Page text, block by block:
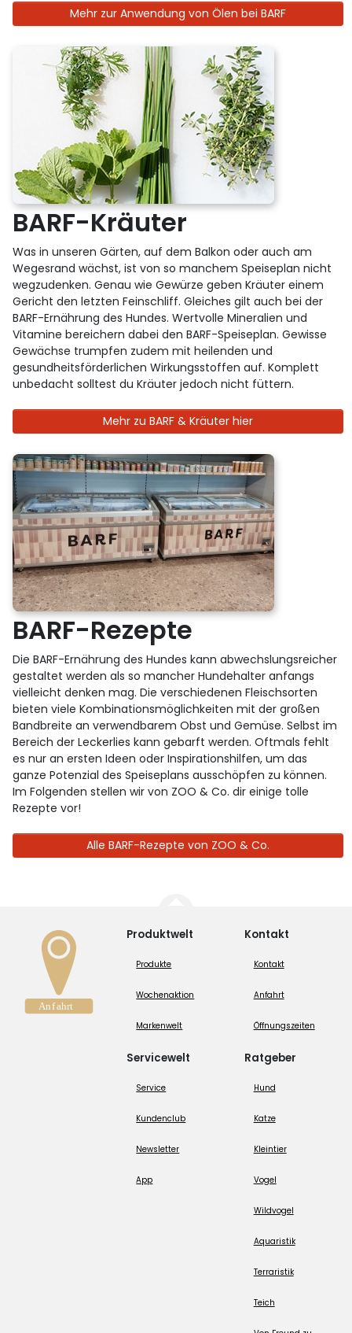
Mehr zur Anwendung von Ölen bei BARF
BARF-Kräuter
Was in unseren Gärten, auf dem Balkon oder auch am
Wegesrand wächst, ist von so manchem Speiseplan nicht
wegzudenken. Genau wie Gewürze geben Kräuter einem
Gericht den letzten Feinschliff. Gleiches gilt auch bei der
BARF-Ernährung des Hundes. Wertvolle Mineralien und
Vitamine bereichern dabei den BARF-Speiseplan. Gewisse
Gewächse trumpfen zudem mit heilenden und
gesundheitsförderlichen Wirkungsstoffen auf. Komplett
unbedacht solltest du Kräuter jedoch nicht füttern.
Mehr zu BARF & Kräuter hier
BARF-Rezepte
Die BARF-Ernährung des Hundes kann abwechslungsreicher
gestaltet werden als so mancher Hundehalter anfangs
vielleicht denken mag. Die verschiedenen Fleischsorten
bieten viele Kombinationsmöglichkeiten mit der großen
Bandbreite an verwendbarem Obst und Gemüse. Selbst im
Bereich der Leckerlies kann gebarft werden. Oftmals fehlt
es nur an ersten Ideen oder Inspirationshilfen, um das
ganze Potenzial des Speiseplans ausschöpfen zu können.
Im Folgenden stellen wir von ZOO & Co. dir einige tolle
Rezepte vor!
Alle BARF-Rezepte von ZOO & Co.
Produktwelt
Produkte
Wochenaktion
Markenwelt
Servicewelt
Service
Kundenclub
Newsletter
App
Kontakt
Kontakt
Anfahrt
Öffnungszeiten
Ratgeber
Hund
Katze
Kleintier
Vogel
Wildvogel
Aquaristik
Terraristik
Teich